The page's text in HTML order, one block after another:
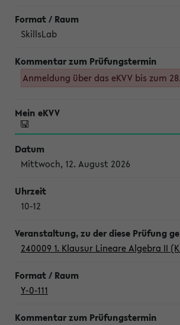
SkillsLab
Anmeldung über das eKVV bis zum
Mittwoch, 12. August 2026
10-12
240009 1. Klausur Lineare Algebra II
Y-0-111